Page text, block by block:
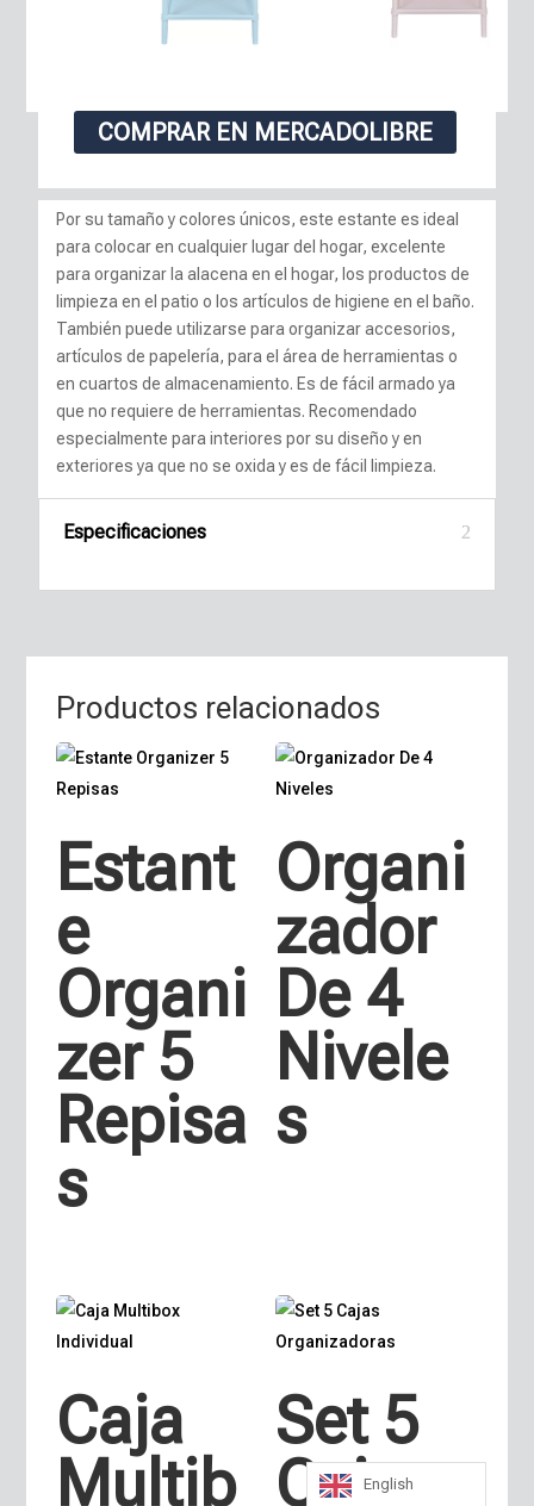
COMPRAR EN MERCADOLIBRE
Por su tamaño y colores únicos, este estante es ideal
para colocar en cualquier lugar del hogar, excelente
para organizar la alacena en el hogar, los productos de
limpieza en el patio o los artículos de higiene en el baño.
También puede utilizarse para organizar accesorios,
artículos de papelería, para el área de herramientas o
en cuartos de almacenamiento. Es de fácil armado ya
que no requiere de herramientas. Recomendado
especialmente para interiores por su diseño y en
exteriores ya que no se oxida y es de fácil limpieza.
Especificaciones
Productos relacionados
Estant
e
Organi
zer 5
Repisa
s
Organi
zador
De 4
Nivele
s
Caja
Multib
Set 5
Cajas
English